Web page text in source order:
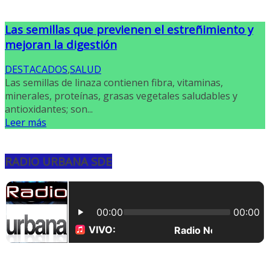
Las semillas que previenen el estreñimiento y
mejoran la digestión
DESTACADOS,SALUD
Las semillas de linaza contienen fibra, vitaminas,
minerales, proteínas, grasas vegetales saludables y
antioxidantes; son...
Leer más
RADIO URBANA SDE